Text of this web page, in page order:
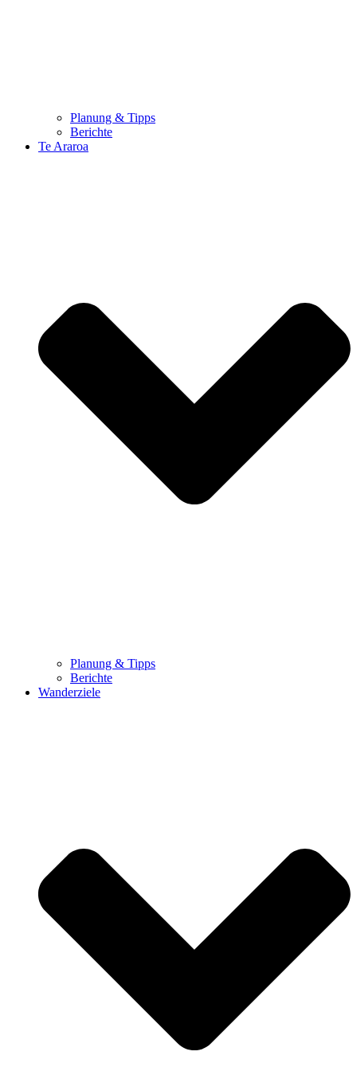
Planung & Tipps
Berichte
Te Araroa
Planung & Tipps
Berichte
Wanderziele